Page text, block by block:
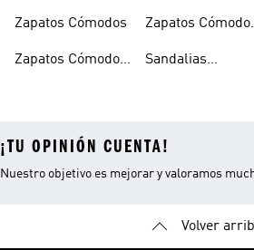
Zapatos Cómodos
Zapatos Cómodos
Zapatos
Sandalias
¡TU OPINIÓN CUENTA!
Nuestro objetivo es mejorar y valoramos
Volver